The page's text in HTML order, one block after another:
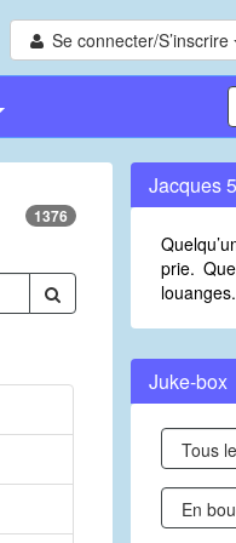
Se connecter/S’inscrire
1376
Jacques
prie.
Juke-box